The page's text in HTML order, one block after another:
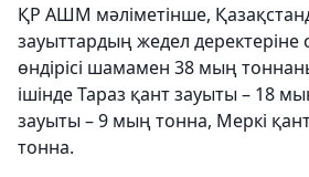
ҚР АШМ мәліметінше,
зауыттардың жедел деректеріне
өндірісі шамамен 38 мың
ішінде Тараз қант зауыты – 18
зауыты – 9 мың тонна, Меркі
тонна.